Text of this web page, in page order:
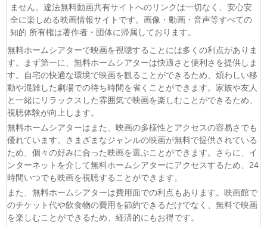
(07/08)ひまわり 第95話
(07/08)マッサン 第19話
(07/08)風、薫る 第95話
(07/08)夫婦と16歳〜狂気の隣人〜 第6話
(07/08)今から、親友やめようか。 第7話
(07/08) 未婚詐欺 私の知らない彼の顔 第4話
(07/08) ヤニねこ 第6話
(07/08)追放された転生重騎士はゲーム知識で無双する 第6話
(06/08)一緒にごはんをたべるだけ 第6話
(06/08)夫に不倫をお願いされました 第5話
(06/08)親愛なる夫へ〜完璧な妻の嘘〜 第6話
(06/08)落第賢者の学院無双〜二度目の転生、Sランクチート魔術
師冒険録〜 第7話
(06/08) メビウス・ダスト 第5話
ません。違法無料動画共有サイトへのリンクは一切なく、安心安
全に楽しめる映画情報サイトです。画像・動画・音声等すべての
知的 所有権は著作者・団体に帰属しております。
無料ホームシアターで映画を視聴することには多くの利点がありま
す。まず第一に、無料ホームシアターは快適さと便利さを提供しま
す。自宅の快適な環境で映画を観ることができるため、煩わしい移
動や混雑した劇場での待ち時間を省くことができます。家族や友人
と一緒にリラックスした雰囲気で映画を楽しむことができるため、
視聴体験が向上します。
無料ホームシアターはまた、映画の多様性とアクセスの容易さでも
優れています。さまざまなジャンルの映画が無料で提供されている
ため、個々の好みに合った映画を選ぶことができます。さらに、イ
ンターネットを介して無料ホームシアターにアクセスするため、24
時間いつでも映画を視聴することができます。
また、無料ホームシアターは費用面での利点もあります。映画館で
のチケット代や飲食物の費用を節約できるだけでなく、無料で映画
を楽しむことができるため、経済的にもお得です。